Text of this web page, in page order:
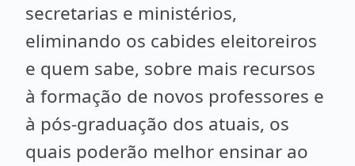
secretarias e ministérios,
eliminando os cabides eleitoreiros
e quem sabe, sobre mais recursos
à formação de novos professores e
à pós-graduação dos atuais, os
quais poderão melhor ensinar ao